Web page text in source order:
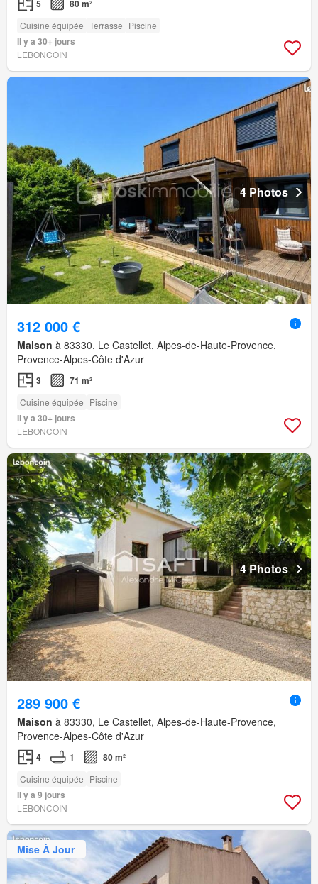
5 80 m²
Cuisine équipée Terrasse Piscine
Il y a 30+ jours
LEBONCOIN
4 Photos
312 000 €
Maison à 83330, Le Castellet, Alpes-de-Haute-Provence,
Provence-Alpes-Côte d'Azur
3 71 m²
Cuisine équipée Piscine
Il y a 30+ jours
LEBONCOIN
4 Photos
289 900 €
Maison à 83330, Le Castellet, Alpes-de-Haute-Provence,
Provence-Alpes-Côte d'Azur
4 1 80 m²
Cuisine équipée Piscine
Il y a 9 jours
LEBONCOIN
Mise À Jour